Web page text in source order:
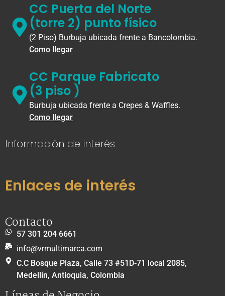
CC Puerta del Norte
(torre 2) punto físico
(2 Piso) Burbuja ubicada frente a Bancolombia.
Como llegar
CC Parque Fabricato
(3 piso )
Burbuja ubicada frente a Crepes & Waffles.
Como llegar
Información de interés
Enlaces de interés
Contacto
57 301 204 6661
info@vrmultimarca.com
C.C Bosque Plaza, Calle 73 #51D-71 local 2085,
Medellín, Antioquia, Colombia